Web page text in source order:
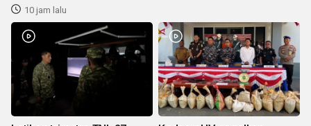
10 jam lalu